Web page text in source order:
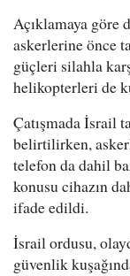
Açıklamaya göre
askerlerine önce
güçleri silahla
helikopterleri de
Çatışmada İsrail
belirtilirken,
telefon da dahil
konusu cihazın
ifade edildi.
İsrail ordusu,
güvenlik